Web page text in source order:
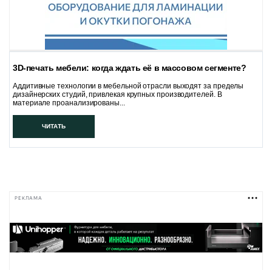
3D-печать мебели: когда ждать её в массовом сегменте?
Аддитивные технологии в мебельной отрасли выходят за пределы
дизайнерских студий, привлекая крупных производителей. В
материале проанализированы...
ЧИТАТЬ
РЕКЛАМА